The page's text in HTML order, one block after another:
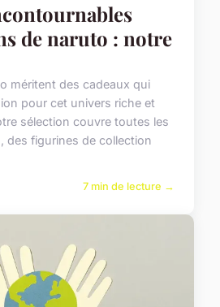
de naruto : notre
méritent des cadeaux qui
pour cet univers riche et
sélection couvre toutes les
des figurines de collection
7 min de lecture →